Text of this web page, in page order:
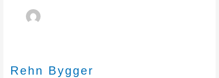
Rehn Bygger